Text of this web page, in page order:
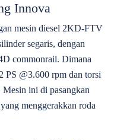
Innova
mesin diesel 2KD-FTV
segaris, dengan
commonrail. Dimana
PS @3.600 rpm dan torsi
ini di pasangkan
menggerakkan roda